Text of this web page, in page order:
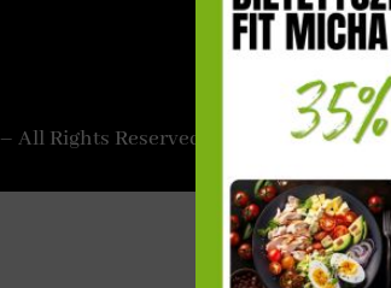
– All Rights Reserved